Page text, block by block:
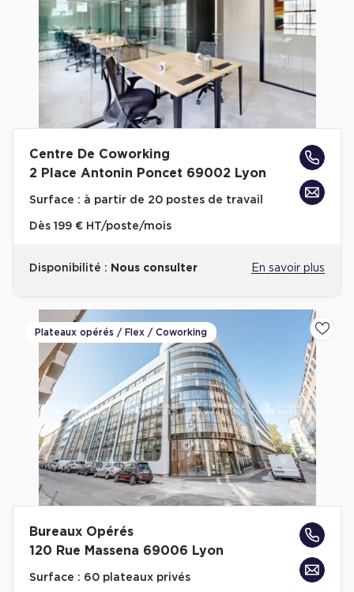
Centre De Coworking
2 Place Antonin Poncet 69002 Lyon
Surface : à partir de 20 postes de travail
Dès 199 € HT/poste/mois
Disponibilité : Nous consulter En savoir plus
Plateaux opérés / Flex / Coworking
Bureaux Opérés
120 Rue Massena 69006 Lyon
Surface : 60 plateaux privés